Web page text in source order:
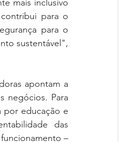
mais inclusivo
para o
para o
sustentável",
apontam a
negócios. Para
por educação e
das
–